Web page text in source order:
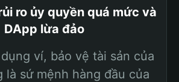
ro ủy quyền quá mức và
DApp lừa đảo
ví, bảo vệ tài sản của
là sứ mệnh hàng đầu của